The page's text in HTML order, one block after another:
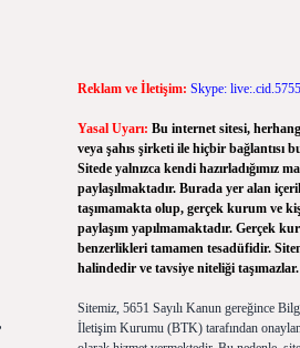
Reklam ve İletişim: Skype:
Yasal Uyarı: Bu internet sitesi,
veya şahıs şirketi ile hiçbir bağlantısı
Sitede yalnızca kendi hazırladığımız
paylaşılmaktadır. Burada yer alan
taşımamakta olup, gerçek kurum ve
paylaşım yapılmamaktadır. Gerçek
benzerlikleri tamamen tesadüfidir.
halindedir ve tavsiye niteliği taşımazlar.
Sitemiz, 5651 Sayılı Kanun gereğince
İletişim Kurumu (BTK) tarafından